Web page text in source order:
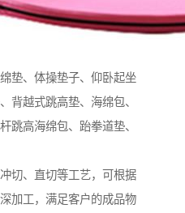
垫、体操垫子、仰卧起坐
背越式跳高垫、海绵包、
跳高海绵包、跆拳道垫、
切、直切等工艺，可根据
加工，满足客户的成品物